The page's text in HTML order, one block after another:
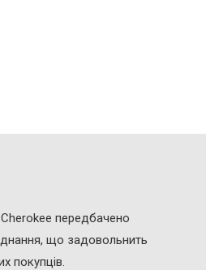
передбачено
що задовольнить
покупців.